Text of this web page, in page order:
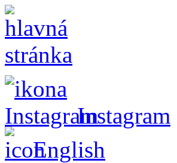
Instagram
English